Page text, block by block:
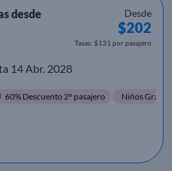
desde
Desde
$202
Tasas: $131 por pasajero
14 Abr. 2028
60% Descuento 2º pasajero Niños Gratis